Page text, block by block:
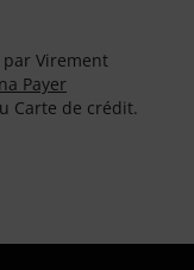
par Virement
Payer
Carte de crédit.